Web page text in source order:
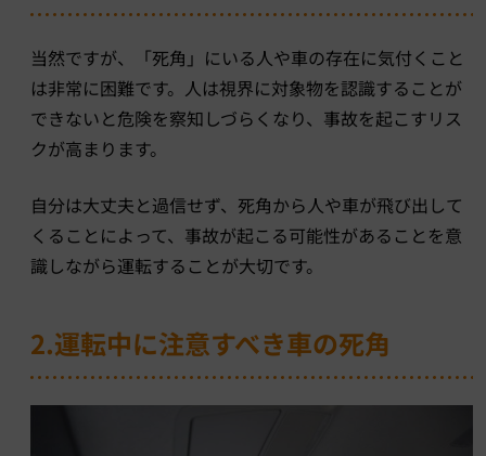
当然ですが、「死角」にいる人や車の存在に気付くこと
は非常に困難です。人は視界に対象物を認識することが
できないと危険を察知しづらくなり、事故を起こすリス
クが高まります。
自分は大丈夫と過信せず、死角から人や車が飛び出して
くることによって、事故が起こる可能性があることを意
識しながら運転することが大切です。
2.運転中に注意すべき車の死角